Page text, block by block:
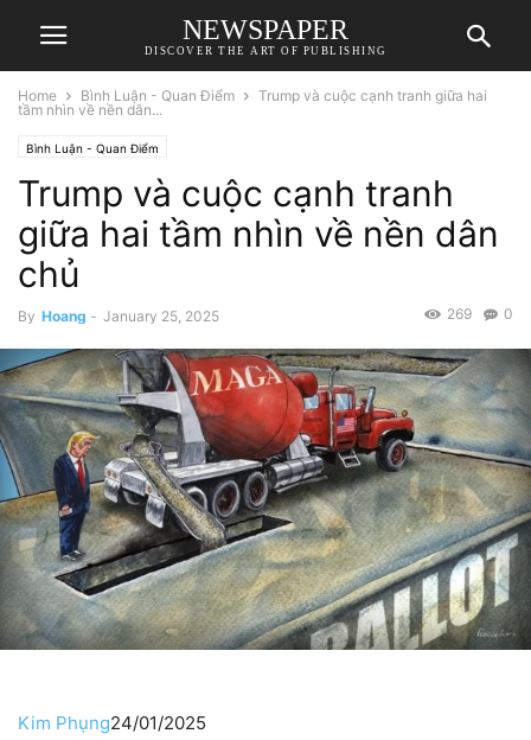
NEWSPAPER
DISCOVER THE ART OF PUBLISHING
Home Bình Luận - Quan Điểm
Trump và cuộc cạnh tranh giữa hai
tầm nhìn về nền dân...
Bình Luận - Quan Điểm
Trump và cuộc cạnh tranh
giữa hai tầm nhìn về nền dân
chủ
By Hoang - January 25, 2025 0
269
Kim Phụng24/01/2025